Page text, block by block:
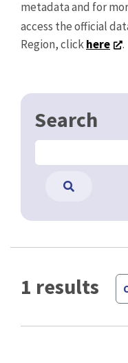
metadata and for
access the official
Region, clickhere .
Search
1 results